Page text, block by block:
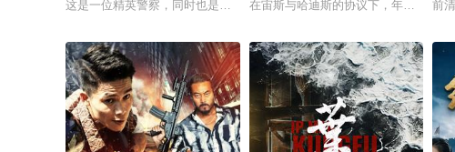
这是一位精英警察，同时也是精灵猎手。在调查一系列血腥谋杀案的过
在宙斯与哈迪斯的协议下，年迈的阿前